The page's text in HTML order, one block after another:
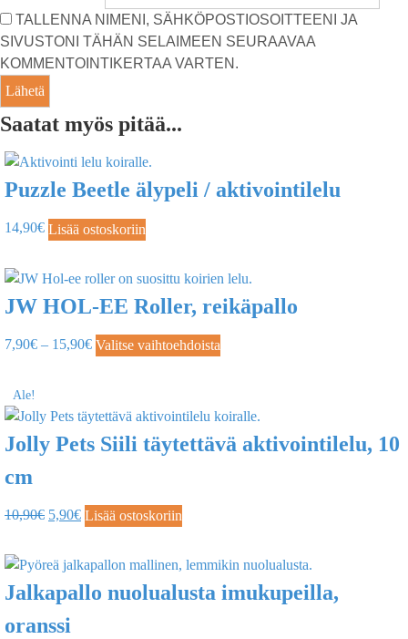
TALLENNA NIMENI, SÄHKÖPOSTIOSOITTEENI JA
SIVUSTONI TÄHÄN SELAIMEEN SEURAAVAA
KOMMENTOINTIKERTAA VARTEN.
Saatat myös pitää...
Puzzle Beetle älypeli / aktivointilelu
14,90€ Lisää ostoskoriin
JW HOL-EE Roller, reikäpallo
7,90€ – 15,90€ Valitse vaihtoehdoista
Ale!
Jolly Pets Siili täytettävä aktivointilelu, 10
cm
10,90€ 5,90€ Lisää ostoskoriin
Jalkapallo nuolualusta imukupeilla,
oranssi